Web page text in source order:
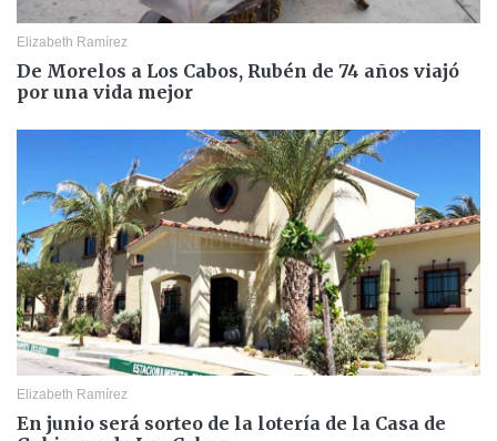
Elizabeth Ramírez
De Morelos a Los Cabos, Rubén de 74 años viajó
por una vida mejor
Elizabeth Ramírez
En junio será sorteo de la lotería de la Casa de